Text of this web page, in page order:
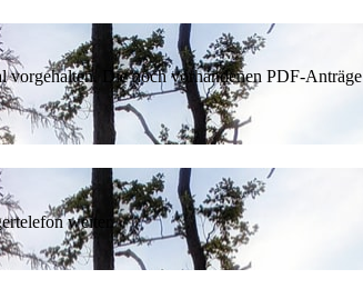
Die noch vorhandenen PDF-
weiter.